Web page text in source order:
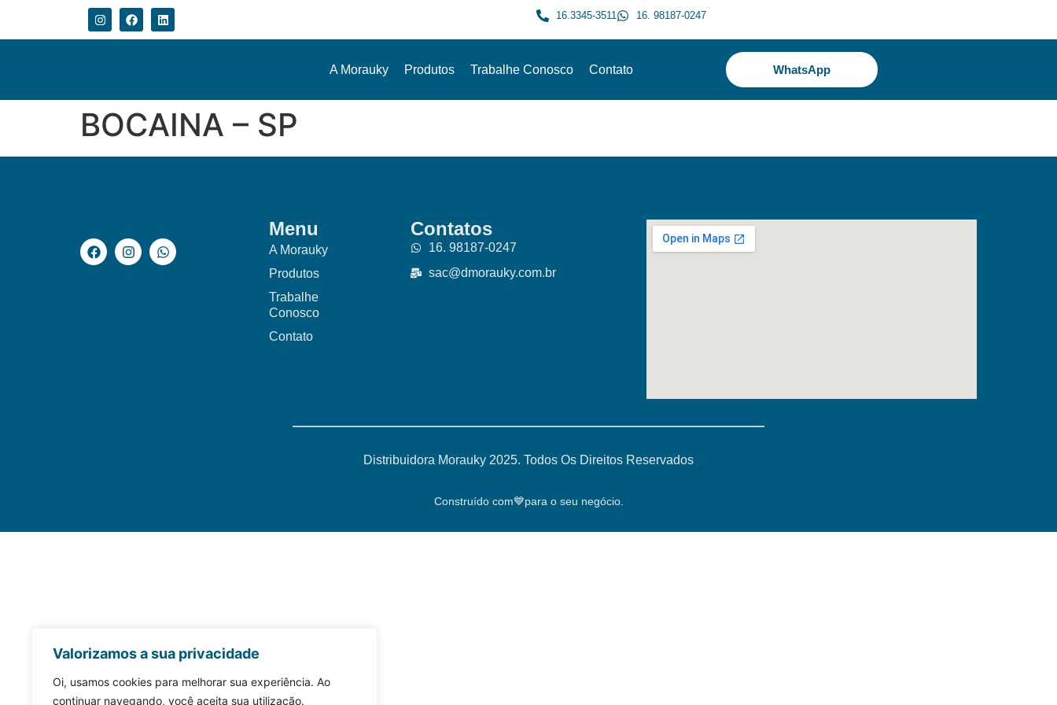
Valorizamos a sua privacidade
Oi, usamos cookies para melhorar sua experiência. Ao
continuar navegando, você aceita sua utilização.
16.3345-3511 16. 98187-0247
A Morauky Produtos Trabalhe Conosco Contato WhatsApp
BOCAINA – SP
Menu
A Morauky
Produtos
Trabalhe
Conosco
Contato
Contatos
16. 98187-0247
sac@dmorauky.com.br
Distribuidora Morauky 2025. Todos Os Direitos Reservados
Construído com💙para o seu negócio.